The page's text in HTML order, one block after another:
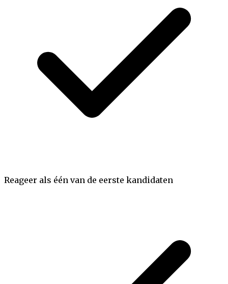
Reageer als één van de eerste kandidaten